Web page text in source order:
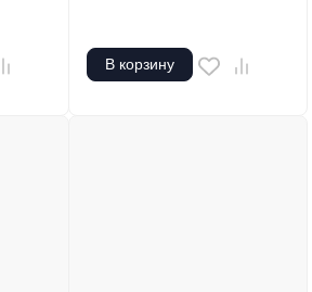
В корзину